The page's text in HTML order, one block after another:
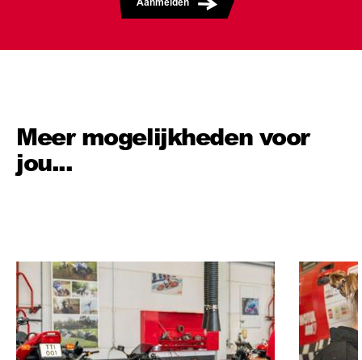
Aanmelden
Meer mogelijkheden voor
jou...